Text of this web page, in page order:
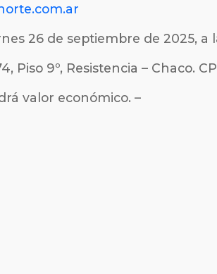
26 de septiembre de 2025, a
Piso 9º, Resistencia – Chaco.
valor económico. –